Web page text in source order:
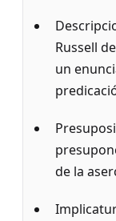
Russell
un
de la